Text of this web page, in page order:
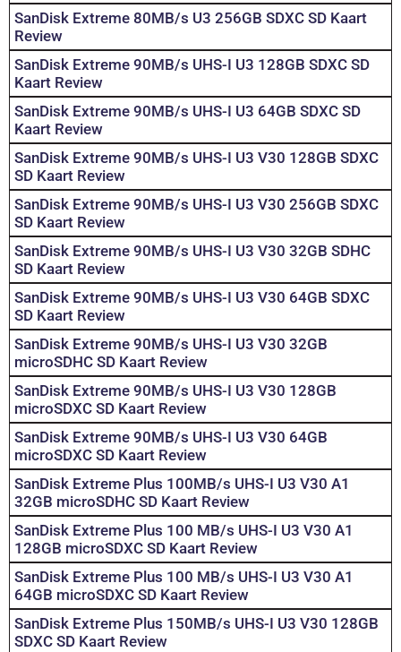
SanDisk Extreme 80MB/s U3 256GB SDXC SD Kaart
Review
SanDisk Extreme 90MB/s UHS-I U3 128GB SDXC SD
Kaart Review
SanDisk Extreme 90MB/s UHS-I U3 64GB SDXC SD
Kaart Review
SanDisk Extreme 90MB/s UHS-I U3 V30 128GB SDXC
SD Kaart Review
SanDisk Extreme 90MB/s UHS-I U3 V30 256GB SDXC
SD Kaart Review
SanDisk Extreme 90MB/s UHS-I U3 V30 32GB SDHC
SD Kaart Review
SanDisk Extreme 90MB/s UHS-I U3 V30 64GB SDXC
SD Kaart Review
SanDisk Extreme 90MB/s UHS-I U3 V30 32GB
microSDHC SD Kaart Review
SanDisk Extreme 90MB/s UHS-I U3 V30 128GB
microSDXC SD Kaart Review
SanDisk Extreme 90MB/s UHS-I U3 V30 64GB
microSDXC SD Kaart Review
SanDisk Extreme Plus 100MB/s UHS-I U3 V30 A1
32GB microSDHC SD Kaart Review
SanDisk Extreme Plus 100 MB/s UHS-I U3 V30 A1
128GB microSDXC SD Kaart Review
SanDisk Extreme Plus 100 MB/s UHS-I U3 V30 A1
64GB microSDXC SD Kaart Review
SanDisk Extreme Plus 150MB/s UHS-I U3 V30 128GB
SDXC SD Kaart Review